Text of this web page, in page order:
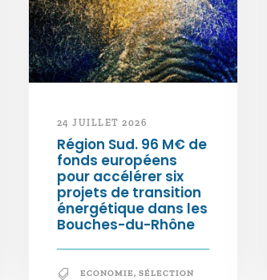
24 JUILLET 2026
Région Sud. 96 M€ de
fonds européens
pour accélérer six
projets de transition
énergétique dans les
Bouches-du-Rhône
ECONOMIE, SÉLECTION